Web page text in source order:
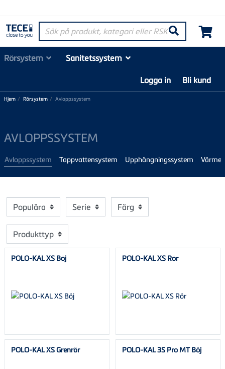
Sök på produkt, kategori eller RSK-nummer
Søk
Rörsystem
Sanitetssystem
Logga in
Bli kund
Hjem Rörsystem Avloppssystem
AVLOPPSSYSTEM
Avloppssystem Tappvattensystem Upphängningssystem
Populära Serie Färg
Produkttyp
POLO-KAL XS Böj POLO-KAL XS Rör
POLO-KAL XS Grenrör POLO-KAL 3S Pro MT Böj